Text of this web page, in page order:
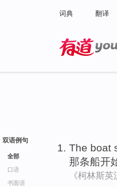
词典 翻译
双语例句
全部
口语
书面语
The boat
那条船开
《柯林斯英